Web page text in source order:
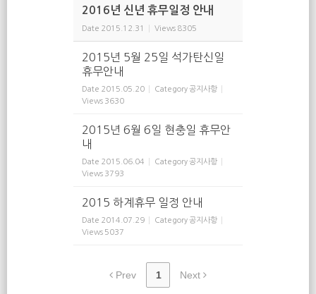
2016년 신년 휴무일정 안내
Date 2015.12.31 Views 8305
2015년 5월 25일 석가탄신일
휴무안내
Date 2015.05.20 Category공지사항
Views 3630
2015년 6월 6일 현충일 휴무안
내
Date 2015.06.04 Category공지사항
Views 3793
2015 하계휴무 일정 안내
Date 2014.07.29 Category공지사항
Views 5037
Prev 1 Next